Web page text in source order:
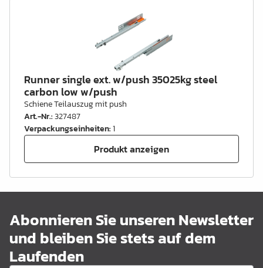
Runner single ext. w/push 35025kg steel
carbon low w/push
Schiene Teilauszug mit push
Art.-Nr.:327487
Verpackungseinheiten:1
Produkt anzeigen
Abonnieren Sie unseren Newsletter
und bleiben Sie stets auf dem
Laufenden